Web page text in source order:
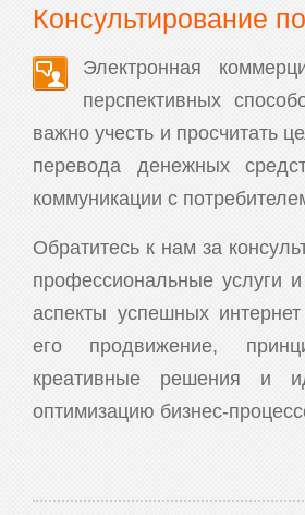
Консультирование
Электронная
перспективных
важно учесть и просчитать
перевода денежных
коммуникации с
Обратитесь к нам за
профессиональные услуги
аспекты успешных
его продвижение,
креативные решения и
оптимизацию бизнес-